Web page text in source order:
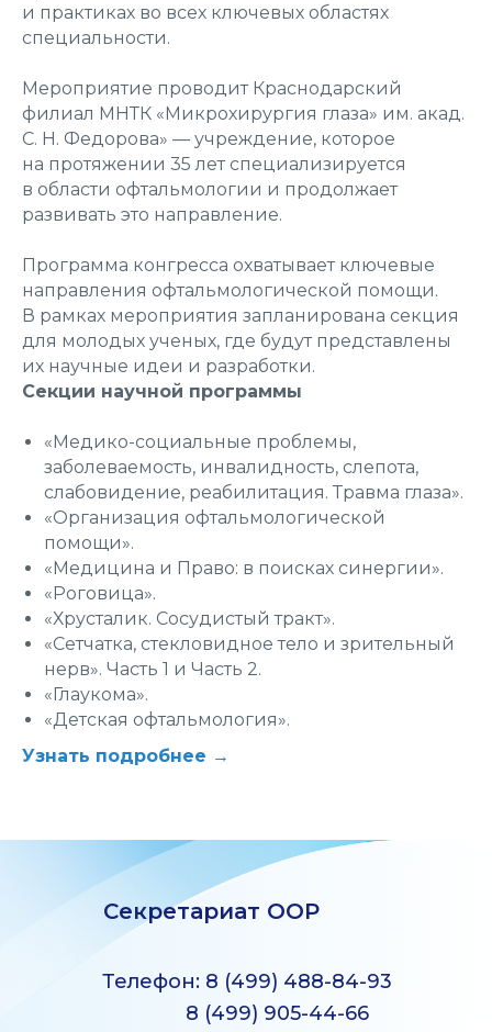
и практиках во всех ключевых областях
специальности.
Мероприятие проводит Краснодарский
филиал МНТК «Микрохирургия глаза» им. акад.
С. Н. Федорова» — учреждение, которое
на протяжении 35 лет специализируется
в области офтальмологии и продолжает
развивать это направление.
Программа конгресса охватывает ключевые
направления офтальмологической помощи.
В рамках мероприятия запланирована секция
для молодых ученых, где будут представлены
их научные идеи и разработки.
Секции научной программы
«Медико-социальные проблемы,
заболеваемость, инвалидность, слепота,
слабовидение, реабилитация. Травма глаза».
«Организация офтальмологической
помощи».
«Медицина и Право: в поисках синергии».
«Роговица».
«Хрусталик. Cосудистый тракт».
«Сетчатка, стекловидное тело и зрительный
нерв». Часть 1 и Часть 2.
«Глаукома».
«Детская офтальмология».
Узнать подробнее →
Секретариат ООР
Телефон: 8 (499) 488-84-93
8 (499) 905-44-66